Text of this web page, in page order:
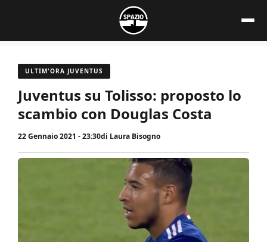
contenuto
ULTIM'ORA JUVENTUS
Juventus su Tolisso: proposto lo
scambio con Douglas Costa
22 Gennaio 2021 - 23:30di Laura Bisogno